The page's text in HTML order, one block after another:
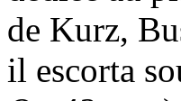
de Kurz,
il escorta